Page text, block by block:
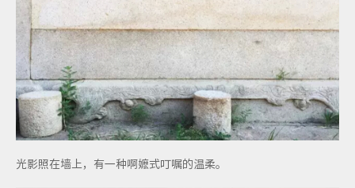
光影照在墙上，有一种啊嬷式叮嘱的温柔。